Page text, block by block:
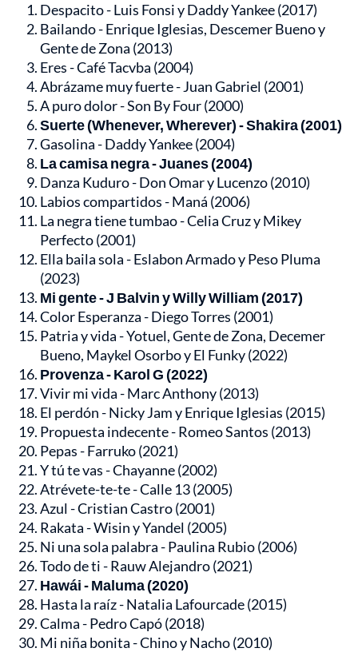
Despacito - Luis Fonsi y Daddy Yankee (2017)
Bailando - Enrique Iglesias, Descemer Bueno y
Gente de Zona (2013)
Eres - Café Tacvba (2004)
Abrázame muy fuerte - Juan Gabriel (2001)
A puro dolor - Son By Four (2000)
Suerte (Whenever, Wherever) - Shakira (2001)
Gasolina - Daddy Yankee (2004)
La camisa negra - Juanes (2004)
Danza Kuduro - Don Omar y Lucenzo (2010)
Labios compartidos - Maná (2006)
La negra tiene tumbao - Celia Cruz y Mikey
Perfecto (2001)
Ella baila sola - Eslabon Armado y Peso Pluma
(2023)
Mi gente - J Balvin y Willy William (2017)
Color Esperanza - Diego Torres (2001)
Patria y vida - Yotuel, Gente de Zona, Decemer
Bueno, Maykel Osorbo y El Funky (2022)
Provenza - Karol G (2022)
Vivir mi vida - Marc Anthony (2013)
El perdón - Nicky Jam y Enrique Iglesias (2015)
Propuesta indecente - Romeo Santos (2013)
Pepas - Farruko (2021)
Y tú te vas - Chayanne (2002)
Atrévete-te-te - Calle 13 (2005)
Azul - Cristian Castro (2001)
Rakata - Wisin y Yandel (2005)
Ni una sola palabra - Paulina Rubio (2006)
Todo de ti - Rauw Alejandro (2021)
Hawái - Maluma (2020)
Hasta la raíz - Natalia Lafourcade (2015)
Calma - Pedro Capó (2018)
Mi niña bonita - Chino y Nacho (2010)